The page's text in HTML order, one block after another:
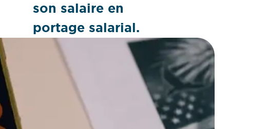
son salaire en
portage salarial.